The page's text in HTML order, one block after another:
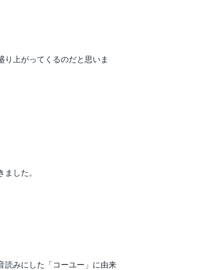
り上がってくるのだと思いま
した。
読みにした「コーユー」に由来